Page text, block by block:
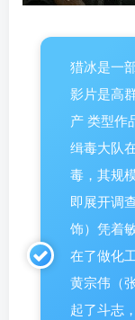
猎冰是一
影片是高
产 类型
缉毒大队
毒，其规
即展开调
饰）凭着
在了做化
黄宗伟（
起了斗志